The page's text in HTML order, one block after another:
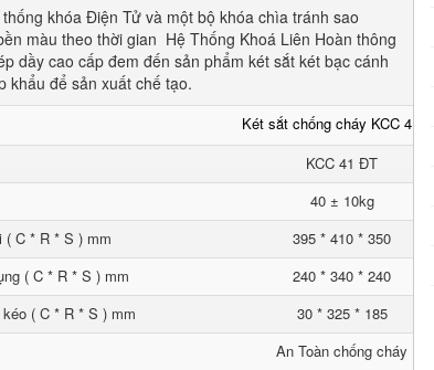
khóa Điện Tử và một bộ khóa chìa tránh sao
màu theo thời gian Hệ Thống Khoá Liên Hoàn thông
cao cấp đem đến sản phẩm két sắt két bạc cánh
khẩu để sản xuất chế tạo.
Két sắt chống cháy KCC 41 ĐT
KCC 41 ĐT
40 ± 10kg
( C * R * S ) mm
395 * 410 * 350
( C * R * S ) mm
240 * 340 * 240
( C * R * S ) mm
30 * 325 * 185
An Toàn chống cháy